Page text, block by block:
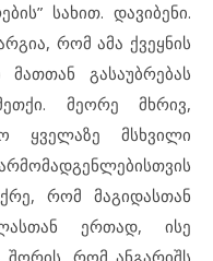
სახით. დავიბენი.
რომ ამა ქვეყნის
გასაუბრებას
მეორე მხრივ,
ყველაზე მსხვილი
რომ მაგიდასთან
ერთად, ისე